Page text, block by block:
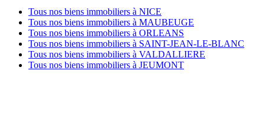
Tous nos biens immobiliers à NICE
Tous nos biens immobiliers à MAUBEUGE
Tous nos biens immobiliers à ORLEANS
Tous nos biens immobiliers à SAINT-JEAN-LE-BLANC
Tous nos biens immobiliers à VALDALLIERE
Tous nos biens immobiliers à JEUMONT